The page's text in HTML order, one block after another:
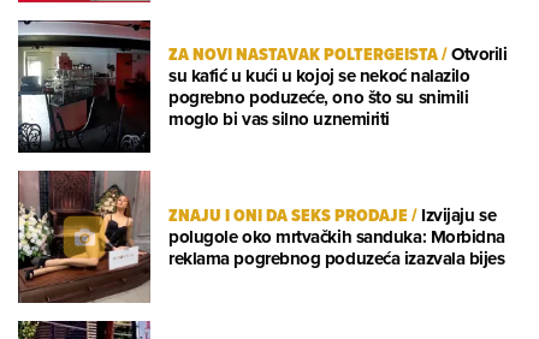
ZA NOVI NASTAVAK POLTERGEISTA/Otvorili
su kafić u kući u kojoj se nekoć nalazilo
pogrebno poduzeće, ono što su snimili
moglo bi vas silno uznemiriti
ZNAJU I ONI DA SEKS PRODAJE/Izvijaju se
polugole oko mrtvačkih sanduka: Morbidna
reklama pogrebnog poduzeća izazvala bijes